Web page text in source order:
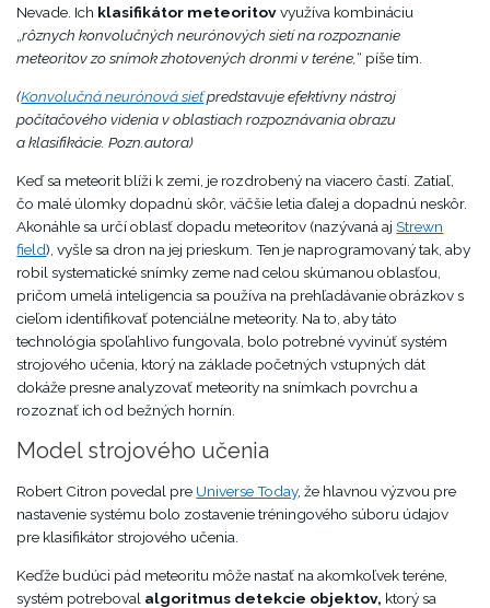
Nevade. Ich klasifikátor meteoritovvyužíva kombináciu
„rôznych konvolučných neurónových sietí na rozpoznanie
meteoritov zo snímok zhotovených dronmi v teréne,“ píše tím.
(Konvolučná neurónová sieťpredstavuje efektívny nástroj
počítačového videnia v oblastiach rozpoznávania obrazu
a klasifikácie. Pozn.autora)
Keď sa meteorit blíži k zemi, je rozdrobený na viacero častí. Zatiaľ,
čo malé úlomky dopadnú skôr, väčšie letia ďalej a dopadnú neskôr.
Akonáhle sa určí oblasť dopadu meteoritov (nazývaná ajStrewn
field), vyšle sa dron na jej prieskum. Ten je naprogramovaný tak, aby
robil systematické snímky zeme nad celou skúmanou oblasťou,
pričom umelá inteligencia sa používa na prehľadávanie obrázkov s
cieľom identifikovať potenciálne meteority. Na to, aby táto
technológia spoľahlivo fungovala, bolo potrebné vyvinúť systém
strojového učenia, ktorý na základe početných vstupných dát
dokáže presne analyzovať meteority na snímkach povrchu a
rozoznať ich od bežných hornín.
Model strojového učenia
Robert Citron povedal pre Universe Today, že hlavnou výzvou pre
nastavenie systému bolo zostavenie tréningového súboru údajov
pre klasifikátor strojového učenia.
Keďže budúci pád meteoritu môže nastať na akomkoľvek teréne,
systém potreboval algoritmus detekcie objektov, ktorý sa